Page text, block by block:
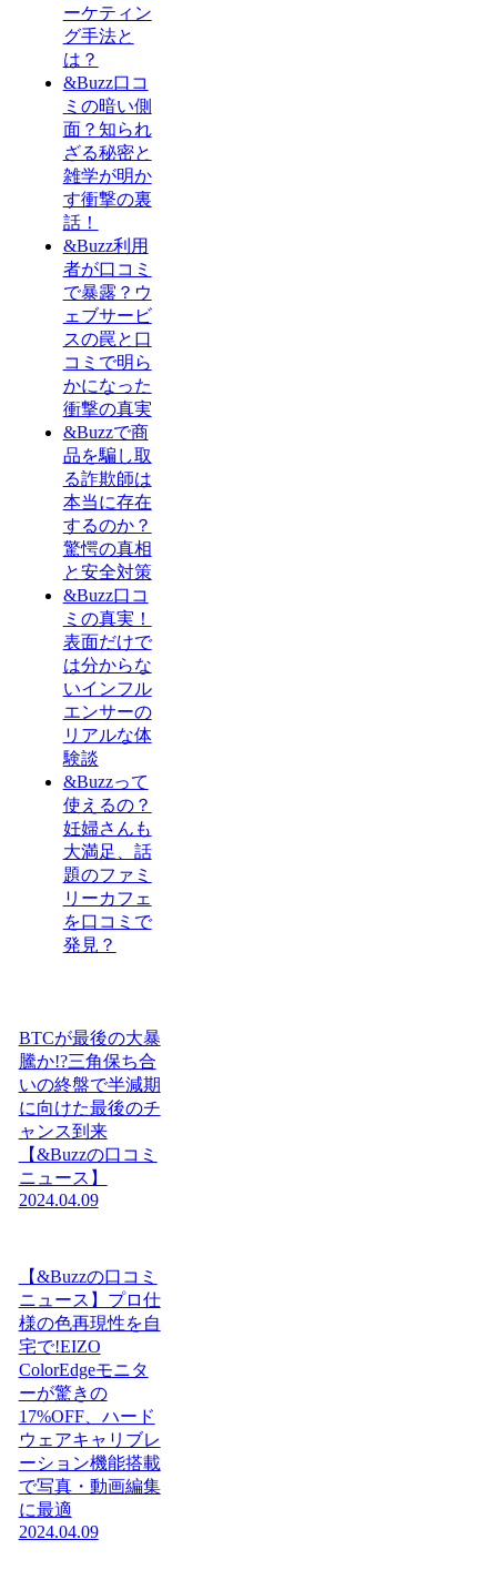
ーケティン
グ手法と
は？
&Buzz口コ
ミの暗い側
面？知られ
ざる秘密と
雑学が明か
す衝撃の裏
話！
&Buzz利用
者が口コミ
で暴露？ウ
ェブサービ
スの罠と口
コミで明ら
かになった
衝撃の真実
&Buzzで商
品を騙し取
る詐欺師は
本当に存在
するのか？
驚愕の真相
と安全対策
&Buzz口コ
ミの真実！
表面だけで
は分からな
いインフル
エンサーの
リアルな体
験談
&Buzzって
使えるの？
妊婦さんも
大満足、話
題のファミ
リーカフェ
を口コミで
発見？
BTCが最後の大暴
騰か!?三角保ち合
いの終盤で半減期
に向けた最後のチ
ャンス到来
【&Buzzの口コミ
ニュース】
2024.04.09
【&Buzzの口コミ
ニュース】プロ仕
様の色再現性を自
宅で!EIZO
ColorEdgeモニタ
ーが驚きの
17%OFF、ハード
ウェアキャリブレ
ーション機能搭載
で写真・動画編集
に最適
2024.04.09